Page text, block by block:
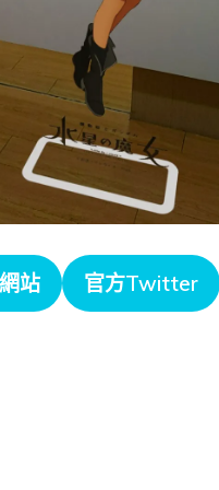
站 官方Twitter